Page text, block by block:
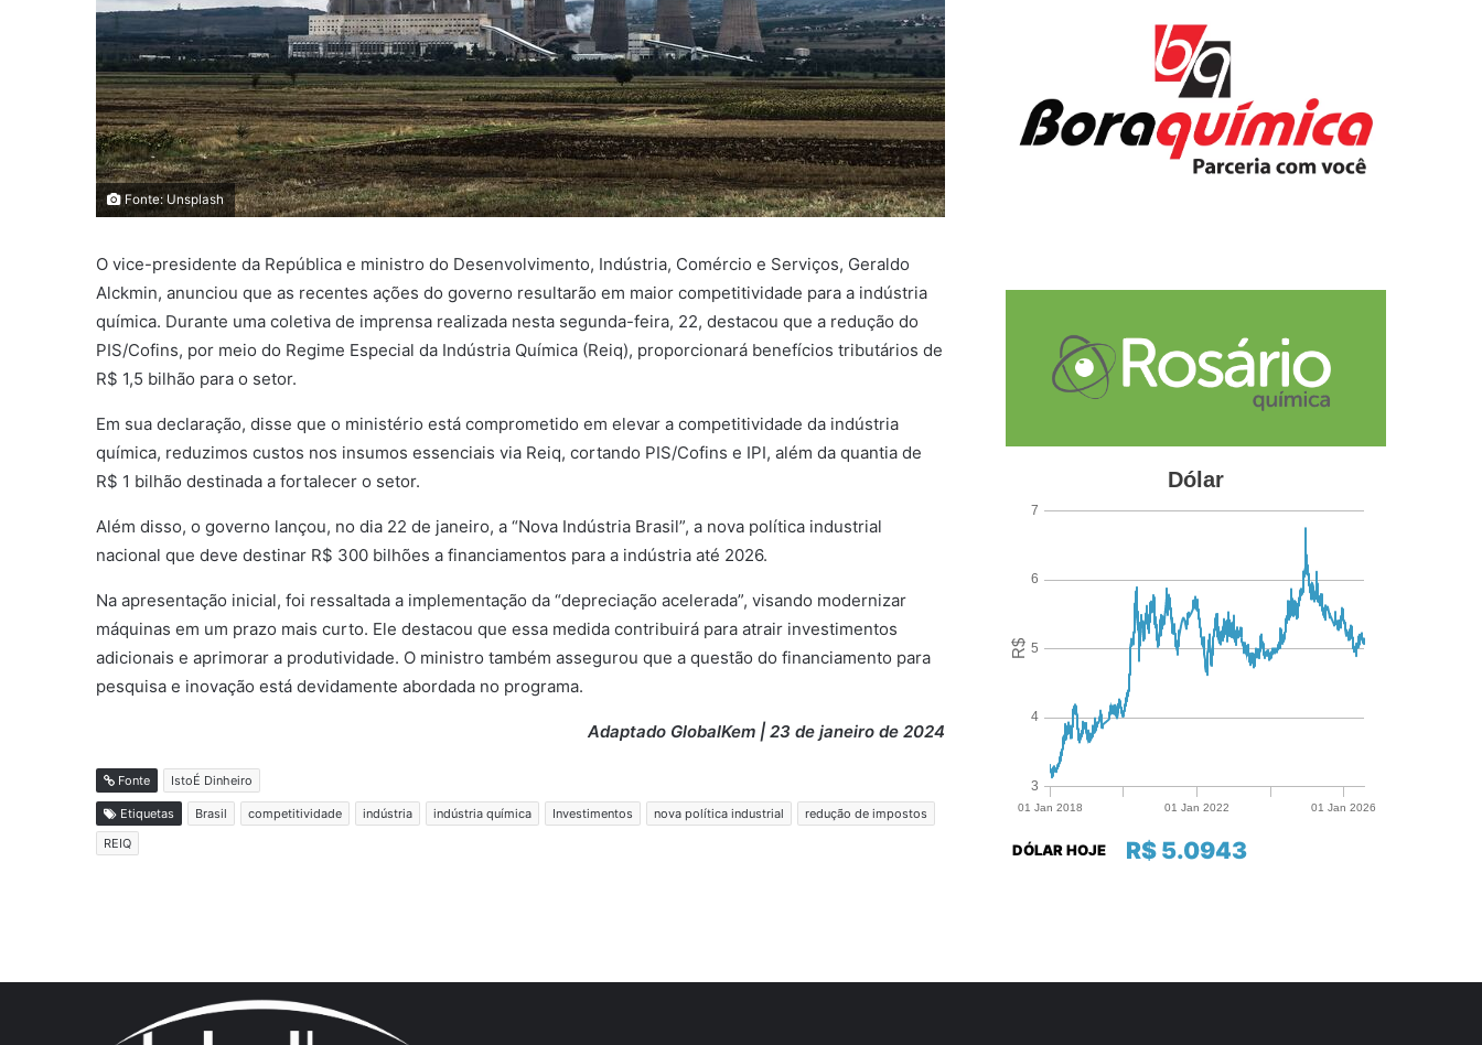
Fonte: Unsplash
O vice-presidente da República e ministro do Desenvolvimento, Indústria, Comércio e Serviços, Geraldo
Alckmin, anunciou que as recentes ações do governo resultarão em maior competitividade para a indústria
química. Durante uma coletiva de imprensa realizada nesta segunda-feira, 22, destacou que a redução do
PIS/Cofins, por meio do Regime Especial da Indústria Química (Reiq), proporcionará benefícios tributários de
R$ 1,5 bilhão para o setor.
Em sua declaração, disse que o ministério está comprometido em elevar a competitividade da indústria
química, reduzimos custos nos insumos essenciais via Reiq, cortando PIS/Cofins e IPI, além da quantia de
R$ 1 bilhão destinada a fortalecer o setor.
Além disso, o governo lançou, no dia 22 de janeiro, a “Nova Indústria Brasil”, a nova política industrial
nacional que deve destinar R$ 300 bilhões a financiamentos para a indústria até 2026.
Na apresentação inicial, foi ressaltada a implementação da “depreciação acelerada”, visando modernizar
máquinas em um prazo mais curto. Ele destacou que essa medida contribuirá para atrair investimentos
adicionais e aprimorar a produtividade. O ministro também assegurou que a questão do financiamento para
pesquisa e inovação está devidamente abordada no programa.
Adaptado GlobalKem | 23 de janeiro de 2024
Fonte IstoÉ Dinheiro
Etiquetas Brasil competitividade indústria indústria química Investimentos nova política industrial
redução de impostos
REIQ
R$ 5.0943
DÓLAR HOJE